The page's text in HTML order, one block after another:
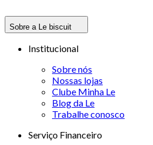
Sobre a Le biscuit
Institucional
Sobre nós
Nossas lojas
Clube Minha Le
Blog da Le
Trabalhe conosco
Serviço Financeiro